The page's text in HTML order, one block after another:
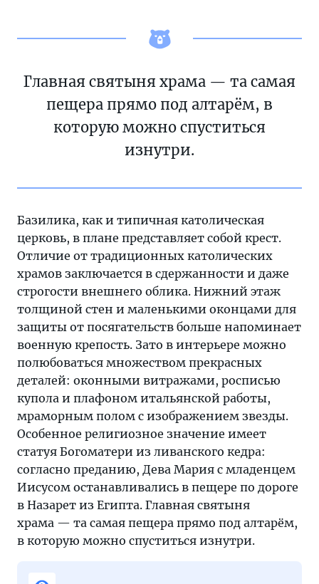
Главная святыня храма — та самая
пещера прямо под алтарём, в
которую можно спуститься
изнутри.
Базилика, как и типичная католическая
церковь, в плане представляет собой крест.
Отличие от традиционных католических
храмов заключается в сдержанности и даже
строгости внешнего облика. Нижний этаж
толщиной стен и маленькими оконцами для
защиты от посягательств больше напоминает
военную крепость. Зато в интерьере можно
полюбоваться множеством прекрасных
деталей: оконными витражами, росписью
купола и плафоном итальянской работы,
мраморным полом с изображением звезды.
Особенное религиозное значение имеет
статуя Богоматери из ливанского кедра:
согласно преданию, Дева Мария с младенцем
Иисусом останавливались в пещере по дороге
в Назарет из Египта. Главная святыня
храма — та самая пещера прямо под алтарём,
в которую можно спуститься изнутри.